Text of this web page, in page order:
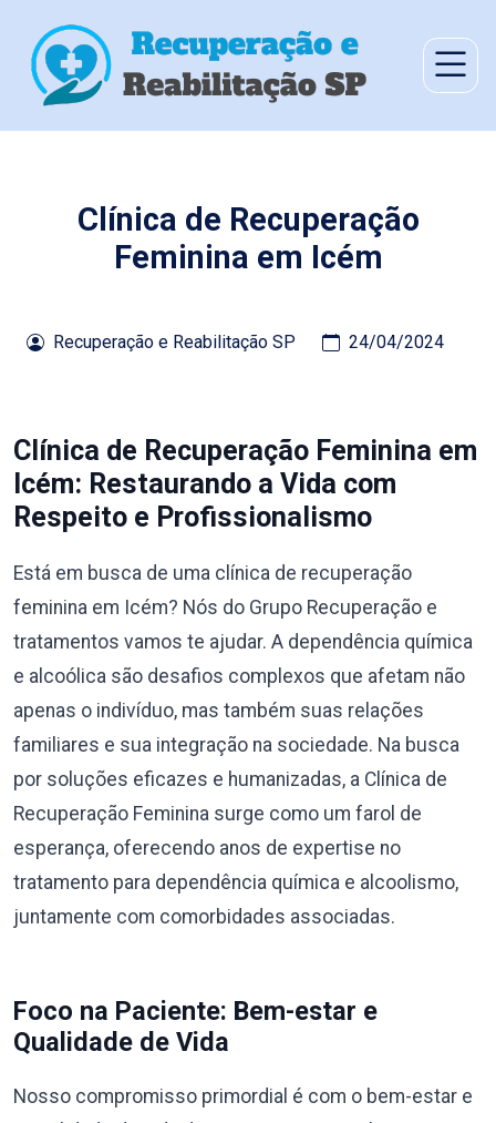
Clínica de Recuperação
Feminina em Icém
Recuperação e Reabilitação SP 24/04/2024
Clínica de Recuperação Feminina em
Icém: Restaurando a Vida com
Respeito e Profissionalismo
Está em busca de uma clínica de recuperação
feminina em Icém? Nós do Grupo Recuperação e
tratamentos vamos te ajudar. A dependência química
e alcoólica são desafios complexos que afetam não
apenas o indivíduo, mas também suas relações
familiares e sua integração na sociedade. Na busca
por soluções eficazes e humanizadas, a Clínica de
Recuperação Feminina surge como um farol de
esperança, oferecendo anos de expertise no
tratamento para dependência química e alcoolismo,
juntamente com comorbidades associadas.
Foco na Paciente: Bem-estar e
Qualidade de Vida
Nosso compromisso primordial é com o bem-estar e